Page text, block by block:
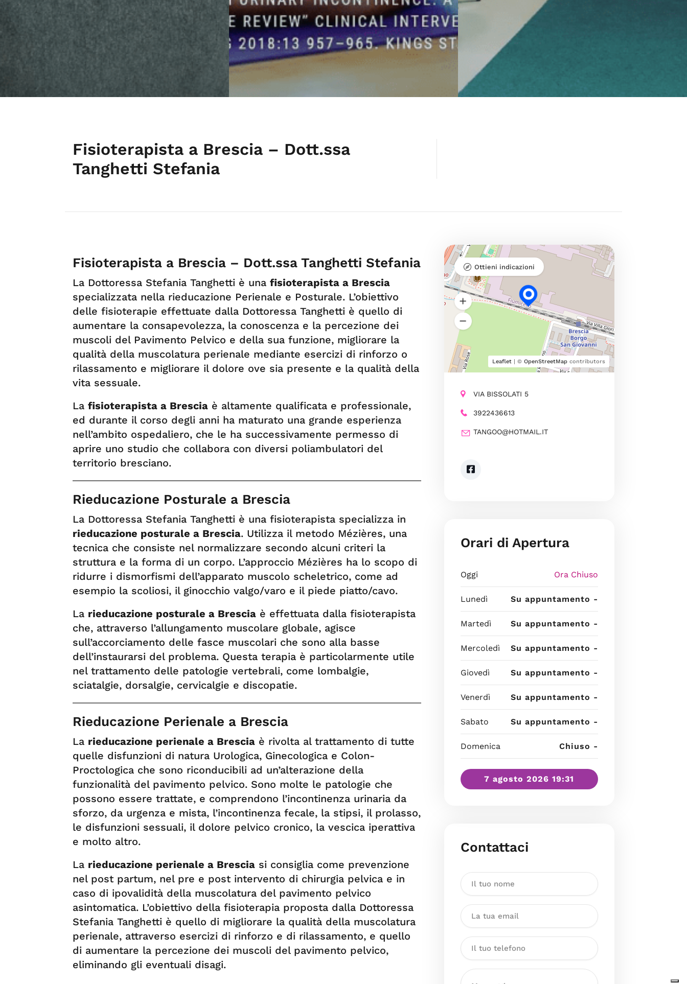
Fisioterapista a Brescia – Dott.ssa
Tanghetti Stefania
Fisioterapista a Brescia – Dott.ssa Tanghetti Stefania
La Dottoressa Stefania Tanghetti è una fisioterapista a Brescia
specializzata nella rieducazione Perienale e Posturale. L’obiettivo
delle fisioterapie effettuate dalla Dottoressa Tanghetti è quello di
aumentare la consapevolezza, la conoscenza e la percezione dei
muscoli del Pavimento Pelvico e della sua funzione, migliorare la
qualità della muscolatura perienale mediante esercizi di rinforzo o
rilassamento e migliorare il dolore ove sia presente e la qualità della
vita sessuale.
La fisioterapista a Brescia è altamente qualificata e professionale,
ed durante il corso degli anni ha maturato una grande esperienza
nell’ambito ospedaliero, che le ha successivamente permesso di
aprire uno studio che collabora con diversi poliambulatori del
territorio bresciano.
Rieducazione Posturale a Brescia
La Dottoressa Stefania Tanghetti è una fisioterapista specializza in
rieducazione posturale a Brescia. Utilizza il metodo Mézières, una
tecnica che consiste nel normalizzare secondo alcuni criteri la
struttura e la forma di un corpo. L’approccio Mézières ha lo scopo di
ridurre i dismorfismi dell’apparato muscolo scheletrico, come ad
esempio la scoliosi, il ginocchio valgo/varo e il piede piatto/cavo.
La rieducazione posturale a Brescia è effettuata dalla fisioterapista
che, attraverso l’allungamento muscolare globale, agisce
sull’accorciamento delle fasce muscolari che sono alla basse
dell’instaurarsi del problema. Questa terapia è particolarmente utile
nel trattamento delle patologie vertebrali, come lombalgie,
sciatalgie, dorsalgie, cervicalgie e discopatie.
Rieducazione Perienale a Brescia
La rieducazione perienale a Brescia è rivolta al trattamento di tutte
quelle disfunzioni di natura Urologica, Ginecologica e Colon-
Proctologica che sono riconducibili ad un’alterazione della
funzionalità del pavimento pelvico. Sono molte le patologie che
possono essere trattate, e comprendono l’incontinenza urinaria da
sforzo, da urgenza e mista, l’incontinenza fecale, la stipsi, il prolasso,
le disfunzioni sessuali, il dolore pelvico cronico, la vescica iperattiva
e molto altro.
La rieducazione perienale a Brescia si consiglia come prevenzione
nel post partum, nel pre e post intervento di chirurgia pelvica e in
caso di ipovalidità della muscolatura del pavimento pelvico
asintomatica. L’obiettivo della fisioterapia proposta dalla Dottoressa
Stefania Tanghetti è quello di migliorare la qualità della muscolatura
perienale, attraverso esercizi di rinforzo e di rilassamento, e quello
di aumentare la percezione dei muscoli del pavimento pelvico,
eliminando gli eventuali disagi.
Leaflet| © OpenStreetMapcontributors
Ottieni indicazioni
VIA BISSOLATI 5
3922436613
TANGOO@HOTMAIL.IT
Orari di Apertura
Oggi Ora Chiuso
Lunedì Su appuntamento -
Martedì Su appuntamento -
Mercoledì Su appuntamento -
Giovedì Su appuntamento -
Venerdì Su appuntamento -
Sabato Su appuntamento -
Domenica Chiuso -
7 agosto 2026 19:31
Contattaci